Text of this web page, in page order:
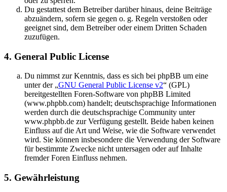
Du gestattest dem Betreiber darüber hinaus, deine Beiträge
abzuändern, sofern sie gegen o. g. Regeln verstoßen oder
geeignet sind, dem Betreiber oder einem Dritten Schaden
zuzufügen.
4. General Public License
Du nimmst zur Kenntnis, dass es sich bei phpBB um eine
unter der „GNU General Public License v2“ (GPL)
bereitgestellten Foren-Software von phpBB Limited
(www.phpbb.com) handelt; deutschsprachige Informationen
werden durch die deutschsprachige Community unter
www.phpbb.de zur Verfügung gestellt. Beide haben keinen
Einfluss auf die Art und Weise, wie die Software verwendet
wird. Sie können insbesondere die Verwendung der Software
für bestimmte Zwecke nicht untersagen oder auf Inhalte
fremder Foren Einfluss nehmen.
5. Gewährleistung